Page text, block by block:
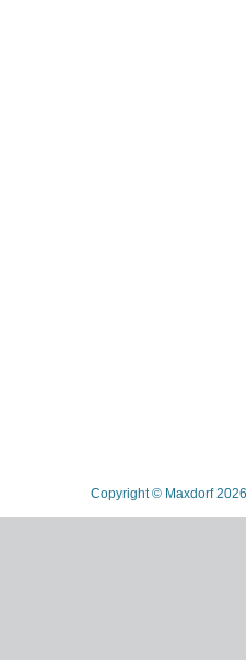
Copyright © Maxdorf